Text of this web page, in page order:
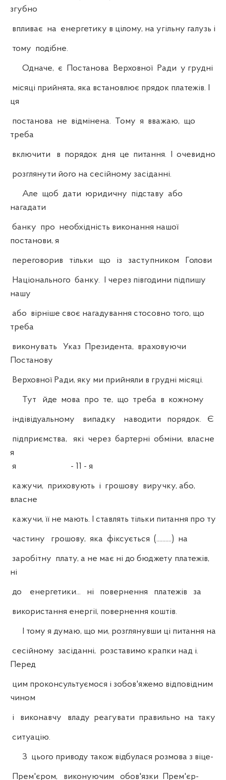
згубно
впливає на енергетику в цілому, на угільну галузь і
тому подібне.
Одначе, є Постанова Верховної Ради у грудні
місяці прийнята, яка встановлює прядок платежів. І
ця
постанова не відмінена. Тому я вважаю, що
треба
включити в порядок дня це питання. І очевидно
розглянути його на сесійному засіданні.
Але щоб дати юридичну підставу або
нагадати
банку про необхідність виконання нашої
постанови, я
переговорив тільки що із заступником Голови
Національного банку. І через півгодини підпишу
нашу
або вірніше своє нагадування стосовно того, що
треба
виконувать Указ Президента, враховуючи
Постанову
Верховної Ради, яку ми прийняли в грудні місяці.
Тут йде мова про те, що треба в кожному
індівідуальному випадку наводити порядок. Є
підприємства, які через бартерні обміни, власне
я
я - 11 - я
кажучи, приховують і грошову виручку, або,
власне
кажучи, її не мають. І ставлять тільки питання про ту
частину грошову, яка фіксується (..........) на
заробітну плату, а не має ні до бюджету платежів,
ні
до енергетики... ні повернення платежів за
використання енергії, повернення коштів.
І тому я думаю, що ми, розглянувши ці питання на
сесійному засіданні, розставимо крапки над і.
Перед
цим проконсультуємося і зобов'яжемо відповідним
чином
і виконавчу владу реагувати правильно на таку
ситуацію.
З цього приводу також відбулася розмова з віце-
Прем'єром, виконуючим обов'язки Прем'єр-